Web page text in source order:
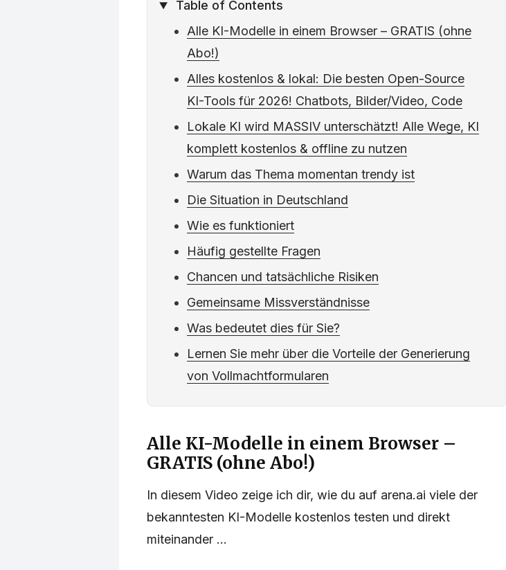
Table of Contents
Alle KI-Modelle in einem Browser – GRATIS (ohne
Abo!)
Alles kostenlos & lokal: Die besten Open-Source
KI-Tools für 2026! Chatbots, Bilder/Video, Code
Lokale KI wird MASSIV unterschätzt! Alle Wege, KI
komplett kostenlos & offline zu nutzen
Warum das Thema momentan trendy ist
Die Situation in Deutschland
Wie es funktioniert
Häufig gestellte Fragen
Chancen und tatsächliche Risiken
Gemeinsame Missverständnisse
Was bedeutet dies für Sie?
Lernen Sie mehr über die Vorteile der Generierung
von Vollmachtformularen
Alle KI-Modelle in einem Browser –
GRATIS (ohne Abo!)
In diesem Video zeige ich dir, wie du auf arena.ai viele der
bekanntesten KI-Modelle kostenlos testen und direkt
miteinander ...